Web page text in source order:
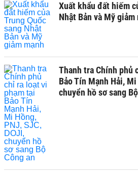
Xuất khẩu đất hiếm
Nhật Bản và Mỹ giảm
Thanh tra Chính phủ
Bảo Tín Mạnh Hải,
chuyển hồ sơ sang